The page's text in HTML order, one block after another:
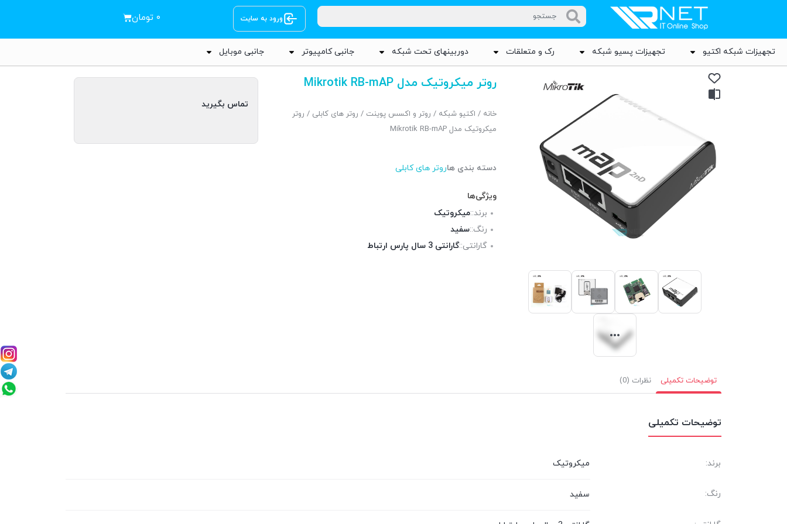
ورود به سایت ۰ تومان
تجهیزات شبکه اکتیو تجهیزات پسیو شبکه رک و متعلقات دوربینهای تحت شبکه جانبی کامپیوتر جانبی موبایل
روتر میکروتیک مدل Mikrotik RB-mAP
خانه / اکتیو شبکه / روتر و اکسس پوینت / روتر های کابلی / روتر
میکروتیک مدل Mikrotik RB-mAP
دسته بندی هاروتر های کابلی
ویژگی‌ها
برند::میکروتیک
رنگ::سفید
گارانتی::گارانتی 3 سال پارس ارتباط
تماس بگیرید
توضیحات تکمیلی نظرات (0)
توضیحات تکمیلی
برند: میکروتیک
رنگ: سفید